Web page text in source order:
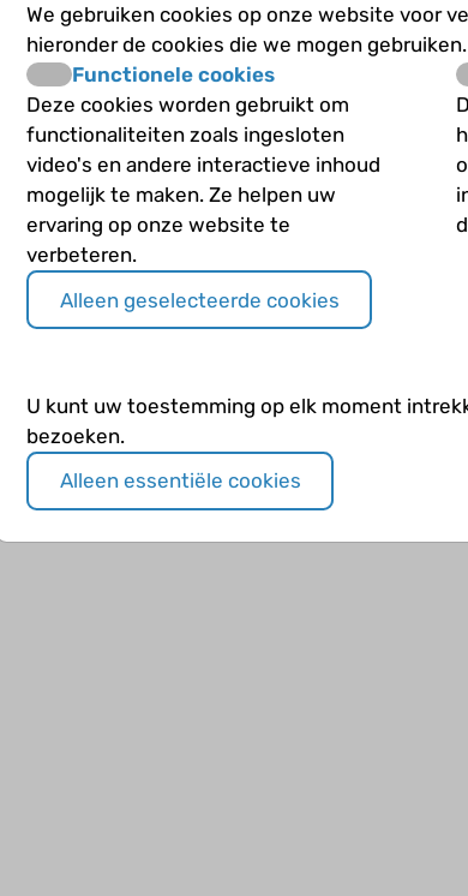
leucomalacie" op
gevolgen)
miljarden
ze
We gebruiken cookies op onze website voor
hieronder de cookies die we mogen gebruiken.
Functionele cookies
Deze cookies worden gebruikt om
functionaliteiten zoals ingesloten
video's en andere interactieve inhoud
mogelijk te maken. Ze helpen uw
ervaring op onze website te
verbeteren.
Alleen geselecteerde cookies
U kunt uw toestemming op elk moment
bezoeken.
Alleen essentiële cookies